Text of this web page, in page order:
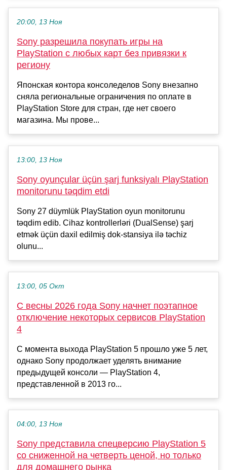
20:00, 13 Ноя
Sony разрешила покупать игры на
PlayStation с любых карт без привязки к
региону
Японская контора консоледелов Sony внезапно
сняла региональные ограничения по оплате в
PlayStation Store для стран, где нет своего
магазина. Мы прове...
13:00, 13 Ноя
Sony oyunçular üçün şarj funksiyalı PlayStation
monitorunu təqdim etdi
Sony 27 düymlük PlayStation oyun monitorunu
təqdim edib. Cihaz kontrollerləri (DualSense) şarj
etmək üçün daxil edilmiş dok-stansiya ilə təchiz
olunu...
13:00, 05 Окт
С весны 2026 года Sony начнет поэтапное
отключение некоторых сервисов PlayStation
4
С момента выхода PlayStation 5 прошло уже 5 лет,
однако Sony продолжает уделять внимание
предыдущей консоли — PlayStation 4,
представленной в 2013 го...
04:00, 13 Ноя
Sony представила спецверсию PlayStation 5
со сниженной на четверть ценой, но только
для домашнего рынка